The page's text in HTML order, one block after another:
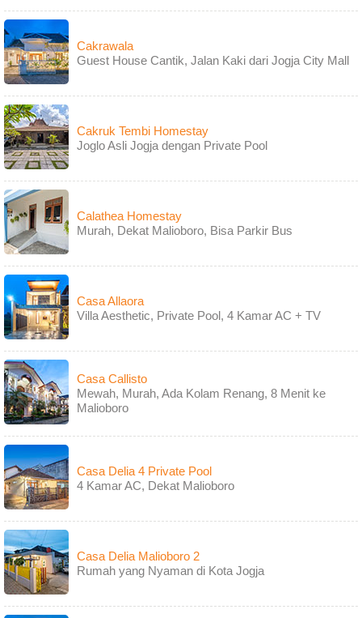
Cakrawala
Guest House Cantik, Jalan Kaki dari Jogja City Mall
Cakruk Tembi Homestay
Joglo Asli Jogja dengan Private Pool
Calathea Homestay
Murah, Dekat Malioboro, Bisa Parkir Bus
Casa Allaora
Villa Aesthetic, Private Pool, 4 Kamar AC + TV
Casa Callisto
Mewah, Murah, Ada Kolam Renang, 8 Menit ke
Malioboro
Casa Delia 4 Private Pool
4 Kamar AC, Dekat Malioboro
Casa Delia Malioboro 2
Rumah yang Nyaman di Kota Jogja